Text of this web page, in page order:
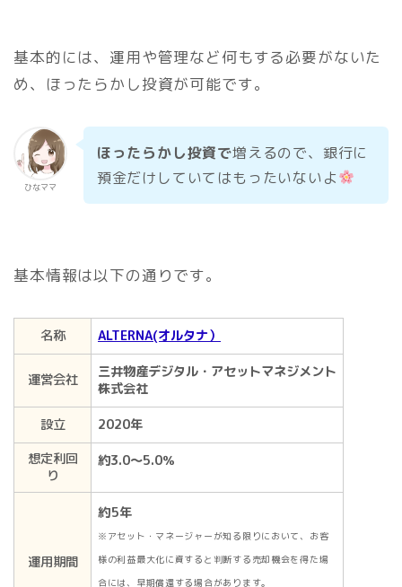
基本的には、運用や管理など何もする必要がないた
め、ほったらかし投資が可能です。
ひなママ
ほったらかし投資で増えるので、銀行に
預金だけしていてはもったいないよ
基本情報は以下の通りです。
名称 ALTERNA(オルタナ）
運営会社
三井物産デジタル・アセットマネジメント
株式会社
設立
2020年
想定利回
り
約3.0～5.0％
運用期間
約5年
※アセット・マネージャーが知る限りにおいて、お客
様の利益最大化に資すると判断する売却機会を得た場
合には、早期償還する場合があります。